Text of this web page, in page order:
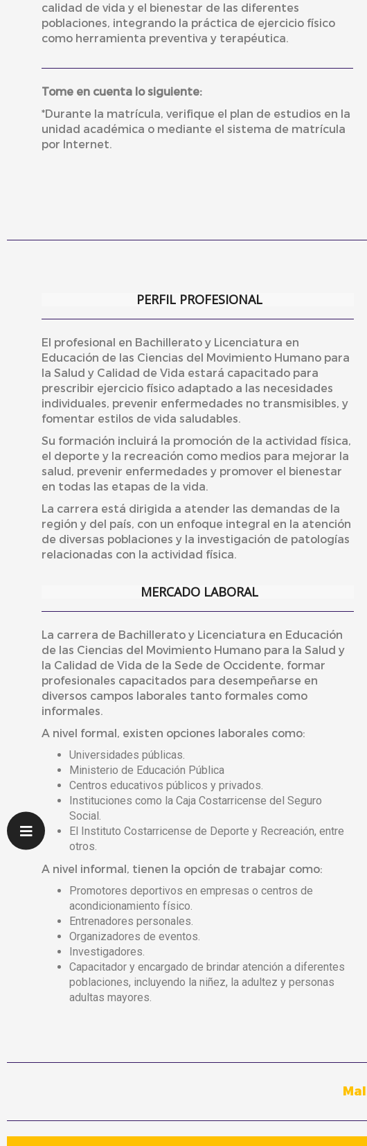
calidad de vida y el bienestar de las diferentes
poblaciones, integrando la práctica de ejercicio físico
como herramienta preventiva y terapéutica.
Tome en cuenta lo siguiente:
*Durante la matrícula, verifique el plan de estudios en la
unidad académica o mediante el sistema de matrícula
por Internet.
PERFIL PROFESIONAL
El profesional en Bachillerato y Licenciatura en
Educación de las Ciencias del Movimiento Humano para
la Salud y Calidad de Vida estará capacitado para
prescribir ejercicio físico adaptado a las necesidades
individuales, prevenir enfermedades no transmisibles, y
fomentar estilos de vida saludables.
Su formación incluirá la promoción de la actividad física,
el deporte y la recreación como medios para mejorar la
salud, prevenir enfermedades y promover el bienestar
en todas las etapas de la vida.
La carrera está dirigida a atender las demandas de la
región y del país, con un enfoque integral en la atención
de diversas poblaciones y la investigación de patologías
relacionadas con la actividad física.
MERCADO LABORAL
La carrera de Bachillerato y Licenciatura en Educación
de las Ciencias del Movimiento Humano para la Salud y
la Calidad de Vida de la Sede de Occidente, formar
profesionales capacitados para desempeñarse en
diversos campos laborales tanto formales como
informales.
A nivel formal, existen opciones laborales como:
Universidades públicas.
Ministerio de Educación Pública
Centros educativos públicos y privados.
Instituciones como la Caja Costarricense del Seguro
Social.
El Instituto Costarricense de Deporte y Recreación, entre
otros.
A nivel informal, tienen la opción de trabajar como:
Promotores deportivos en empresas o centros de
acondicionamiento físico.
Entrenadores personales.
Organizadores de eventos.
Investigadores.
Capacitador y encargado de brindar atención a diferentes
poblaciones, incluyendo la niñez, la adultez y personas
adultas mayores.